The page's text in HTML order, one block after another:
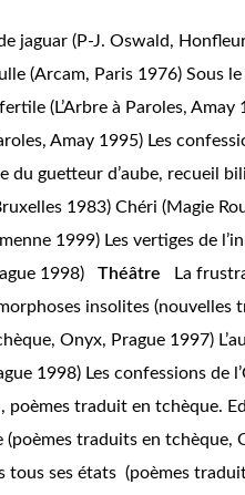
jaguar (P-J. Oswald,
(Arcam, Paris 1976) Sous
fertile (L’Arbre à Paroles, Amay
Amay 1995) Les
du guetteur d’aube, recueil
1983) Chéri (Magie
1999) Les vertiges de
1998) Théâtre La
insolites (nouvelles
Onyx, Prague 1997)
1998) Les confessions de
poèmes traduit en tchèque.
(poèmes traduits en tchèque,
tous ses états (poèmes